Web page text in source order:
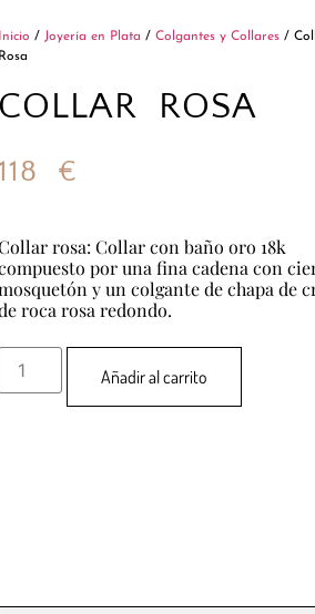
Inicio / Joyería en Plata / Colgantes y Collares /
Rosa
COLLAR ROSA
118 €
rosa: Collar con baño oro 18k
por una fina cadena con
y un colgante de chapa de
roca rosa redondo.
Añadir al carrito